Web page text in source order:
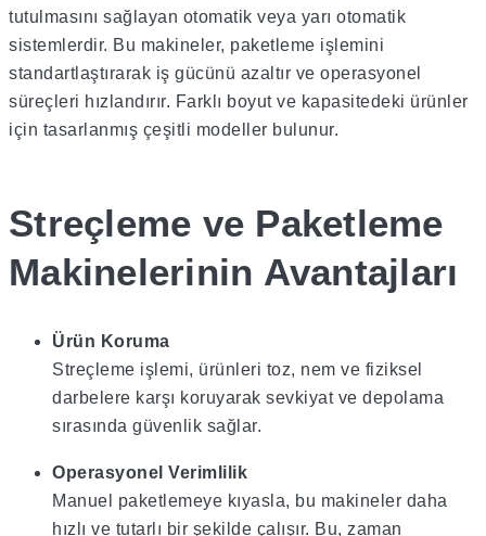
tutulmasını sağlayan otomatik veya yarı otomatik
sistemlerdir. Bu makineler, paketleme işlemini
standartlaştırarak iş gücünü azaltır ve operasyonel
süreçleri hızlandırır. Farklı boyut ve kapasitedeki ürünler
için tasarlanmış çeşitli modeller bulunur.
Streçleme ve Paketleme
Makinelerinin Avantajları
Ürün Koruma
Streçleme işlemi, ürünleri toz, nem ve fiziksel
darbelere karşı koruyarak sevkiyat ve depolama
sırasında güvenlik sağlar.
Operasyonel Verimlilik
Manuel paketlemeye kıyasla, bu makineler daha
hızlı ve tutarlı bir şekilde çalışır. Bu, zaman